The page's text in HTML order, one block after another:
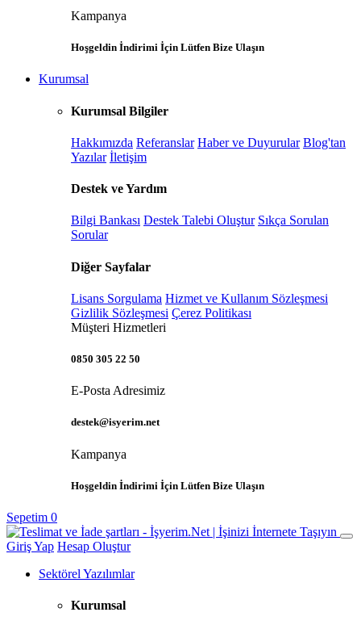
Kampanya
Hoşgeldin İndirimi İçin Lütfen Bize Ulaşın
Kurumsal
Kurumsal Bilgiler
Hakkımızda Referanslar Haber ve Duyurular Blog'tan
Yazılar İletişim
Destek ve Yardım
Bilgi Bankası Destek Talebi Oluştur Sıkça Sorulan
Sorular
Diğer Sayfalar
Lisans Sorgulama Hizmet ve Kullanım Sözleşmesi
Gizlilik Sözleşmesi Çerez Politikası
Müşteri Hizmetleri
0850 305 22 50
E-Posta Adresimiz
destek@isyerim.net
Kampanya
Hoşgeldin İndirimi İçin Lütfen Bize Ulaşın
Sepetim 0
Giriş Yap Hesap Oluştur
Sektörel Yazılımlar
Kurumsal